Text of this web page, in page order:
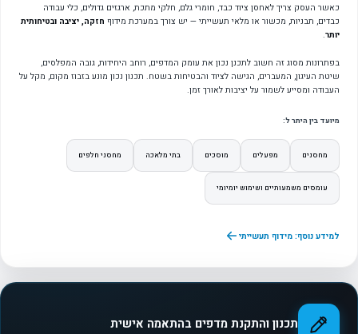
כאשר העסק צריך לאחסן ציוד כבד, חומרי גלם, חלקי מתכת, ארגזים גדולים, כלי עבודה
כבדים, תבניות, מכשור או מלאי תעשייתי — יש צורך במערכת מידוף חזקה, יציבה ובטיחותית
יותר.
בפתרונות מסוג זה חשוב לתכנן נכון את עומק המדפים, רוחב היחידות, גובה המפלסים,
שיטת העיגון, המעברים, הגישה לציוד והבטיחות בשטח. תכנון נכון מונע בזבוז מקום, מקל על
העבודה ומסייע לשמור על יציבות לאורך זמן.
מיועד בין היתר ל:
מחסנים מפעלים מוסכים בתי מלאכה מחסני חלפים
עומסים משמעותיים ושימוש יומיומי
למידע נוסף: מידוף תעשייתי
תכנון והתקנת מדפים בהתאמה אישית